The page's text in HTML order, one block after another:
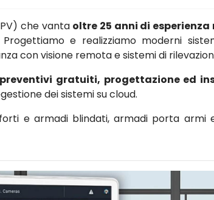
che vantaoltre 25 anni di esperienza
Progettiamo e realizziamo moderni
con visione remota e sistemi di
preventivi gratuiti, progettazione ed
dei sistemi su cloud.
e armadi blindati, armadi porta armi